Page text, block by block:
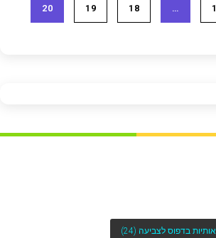
1
…
18
19
20
אותיות בדפוס לצביעה (24)